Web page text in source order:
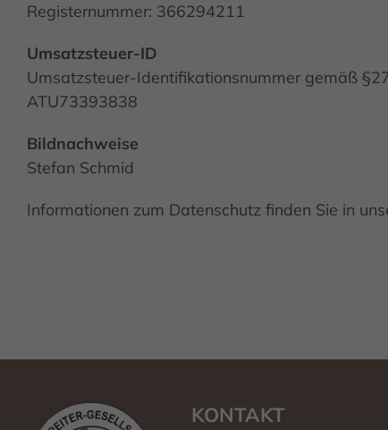
Registernummer: 366294211
Umsatzsteuer-ID
Umsatzsteuer-Identifikationsnummer gemäß
ATU73393838
Bildnachweise
Stefan Schmid
Informationen zum Datenschutz finden Sie in
KONTAKT